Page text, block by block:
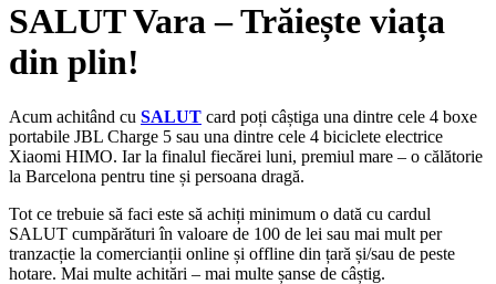
SALUT Vara – Trăiește viața
din plin!
Acum achitând cu SALUT card poți câștiga una dintre cele 4 boxe
portabile JBL Charge 5 sau una dintre cele 4 biciclete electrice
Xiaomi HIMO. Iar la finalul fiecărei luni, premiul mare – o călătorie
la Barcelona pentru tine și persoana dragă.
Tot ce trebuie să faci este să achiți minimum o dată cu cardul
SALUT cumpărături în valoare de 100 de lei sau mai mult per
tranzacție la comercianții online și offline din țară și/sau de peste
hotare. Mai multe achitări – mai multe șanse de câștig.